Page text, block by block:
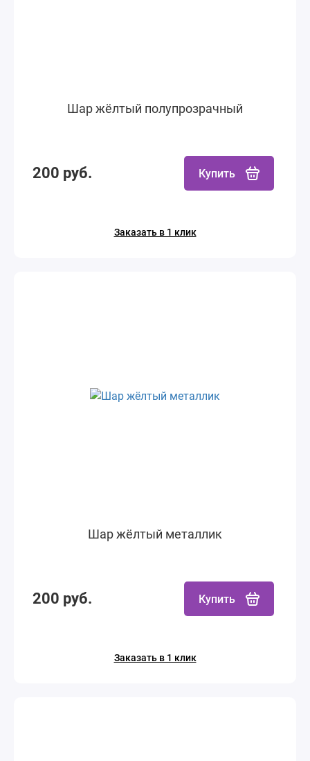
Шар жёлтый полупрозрачный
200 руб. Купить
Заказать в 1 клик
Шар жёлтый металлик
200 руб. Купить
Заказать в 1 клик